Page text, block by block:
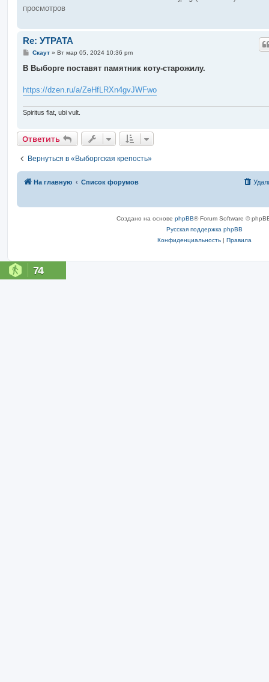
просмотров
Re: УТРАТА
С
о
е
н
е
Скаут» Вт мар 05, 2024 10:36 pm
В Выборге поставят памятник коту-старожилу.
https://dzen.ru/a/ZeHfLRXn4gvJWFwo
Spiritus flat, ubi vult.
Ответить
Вернуться в «Выборгская крепость»
На главную Список форумов
Создано на основе phpBB® Forum Software ©
Русская поддержка phpBB
Конфиденциальность | Правила
74